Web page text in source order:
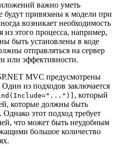
важно уметь
будут привязаны к модели при
возникает необходимость
этого процесса, например,
быть установлены в коде
отправляться на сервер
или эффективности.
MVC предусмотрены
из подходов заключается
, который
которые должны быть
этот подход требует
что может быть неудобным
большое количество